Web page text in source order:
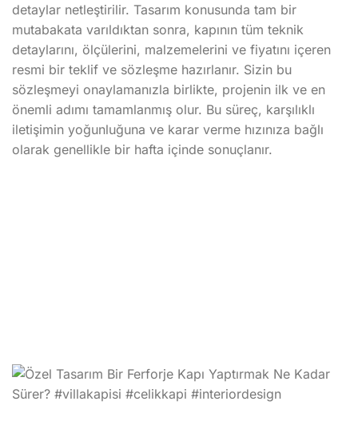
detaylar netleştirilir. Tasarım konusunda tam bir
mutabakata varıldıktan sonra, kapının tüm teknik
detaylarını, ölçülerini, malzemelerini ve fiyatını içeren
resmi bir teklif ve sözleşme hazırlanır. Sizin bu
sözleşmeyi onaylamanızla birlikte, projenin ilk ve en
önemli adımı tamamlanmış olur. Bu süreç, karşılıklı
iletişimin yoğunluğuna ve karar verme hızınıza bağlı
olarak genellikle bir hafta içinde sonuçlanır.